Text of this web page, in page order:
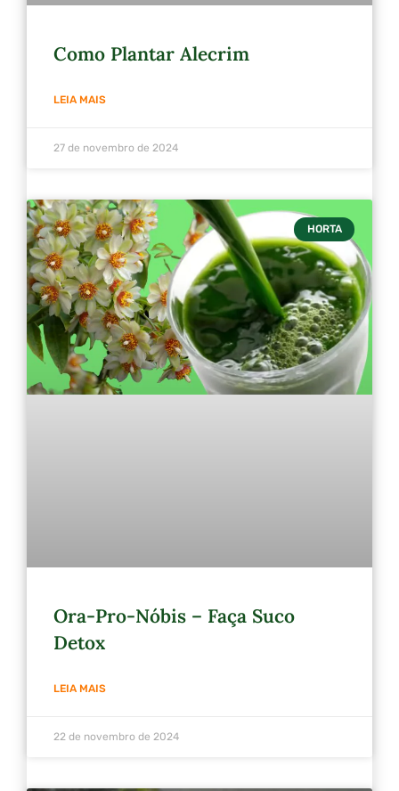
Como Plantar Alecrim
LEIA MAIS
27 de novembro de 2024
HORTA
Ora-Pro-Nóbis – Faça Suco
Detox
LEIA MAIS
22 de novembro de 2024